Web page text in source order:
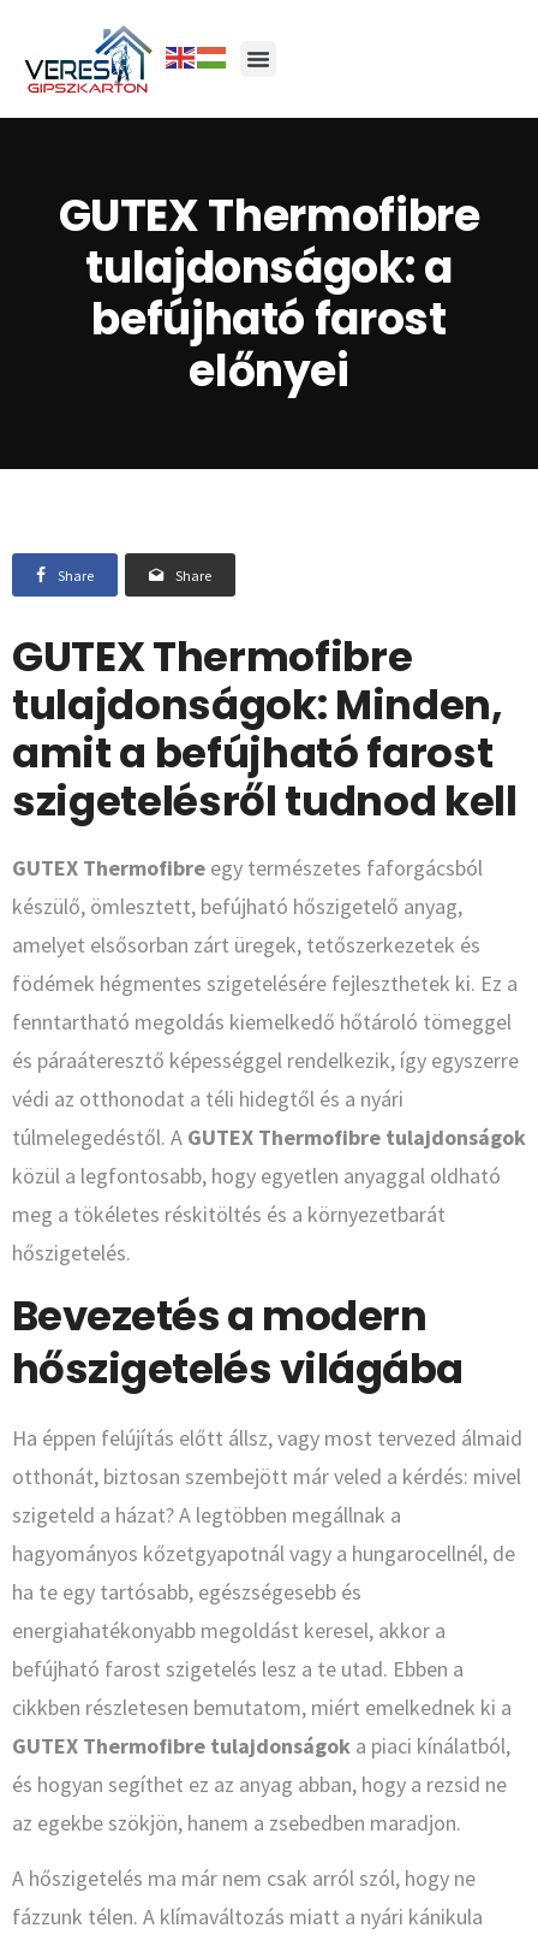
GUTEX Thermofibre
tulajdonságok: a
befújható farost
előnyei
Share Share
GUTEX Thermofibre
tulajdonságok: Minden,
amit a befújható farost
szigetelésről tudnod kell
GUTEX Thermofibre egy természetes faforgácsból
készülő, ömlesztett, befújható hőszigetelő anyag,
amelyet elsősorban zárt üregek, tetőszerkezetek és
födémek hégmentes szigetelésére fejleszthetek ki. Ez a
fenntartható megoldás kiemelkedő hőtároló tömeggel
és páraáteresztő képességgel rendelkezik, így egyszerre
védi az otthonodat a téli hidegtől és a nyári
túlmelegedéstől. A GUTEX Thermofibre tulajdonságok
közül a legfontosabb, hogy egyetlen anyaggal oldható
meg a tökéletes réskitöltés és a környezetbarát
hőszigetelés.
Bevezetés a modern
hőszigetelés világába
Ha éppen felújítás előtt állsz, vagy most tervezed álmaid
otthonát, biztosan szembejött már veled a kérdés: mivel
szigeteld a házat? A legtöbben megállnak a
hagyományos kőzetgyapotnál vagy a hungarocellnél, de
ha te egy tartósabb, egészségesebb és
energiahatékonyabb megoldást keresel, akkor a
befújható farost szigetelés lesz a te utad. Ebben a
cikkben részletesen bemutatom, miért emelkednek ki a
GUTEX Thermofibre tulajdonságok a piaci kínálatból,
és hogyan segíthet ez az anyag abban, hogy a rezsid ne
az egekbe szökjön, hanem a zsebedben maradjon.
A hőszigetelés ma már nem csak arról szól, hogy ne
fázzunk télen. A klímaváltozás miatt a nyári kánikula